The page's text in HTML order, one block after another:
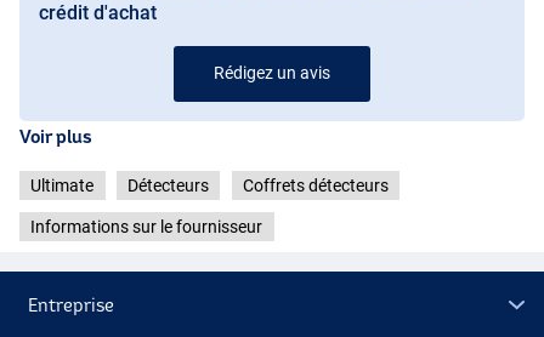
crédit d'achat
Rédigez un avis
Voir plus
Ultimate Détecteurs Coffrets détecteurs
Informations sur le fournisseur
Entreprise